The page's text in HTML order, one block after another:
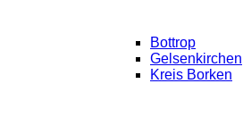
Bottrop
Gelsenkirchen
Kreis Borken